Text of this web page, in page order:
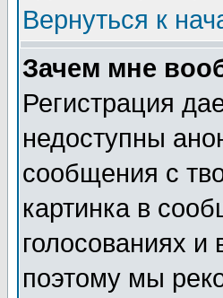
Вернуться к
Зачем мне
Регистрация
недоступны
сообщения с
картинка в
голосованиях и
поэтому мы